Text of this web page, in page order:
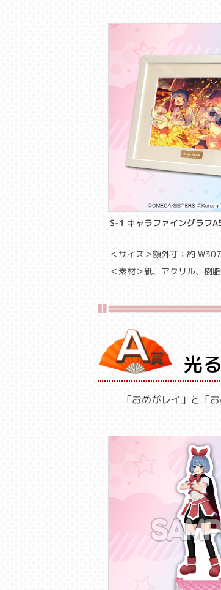
S-1 キャラファイングラフ
＜サイズ＞額外寸：約
＜素材＞紙、アクリル、樹脂
光
「おめがレイ」と「